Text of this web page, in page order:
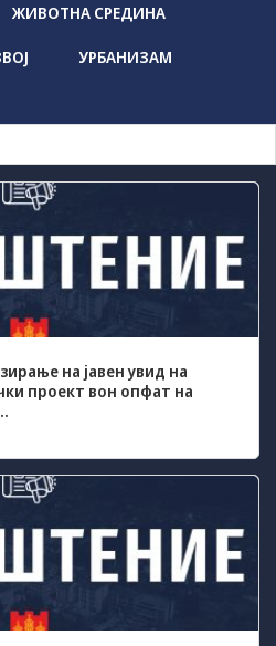
ЖИВОТНА СРЕДИНА
УРБАНИЗАМ
на јавен увид на
проект вон опфат на
Сесиските
колачиња се
привремени
колачето на
Вашиот интернет
на него. Овие
одредени
апликации или
функционалности